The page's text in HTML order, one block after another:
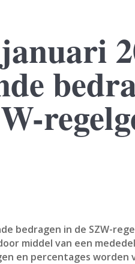
bedragen in de SZW-
middel van een
en percentages worden